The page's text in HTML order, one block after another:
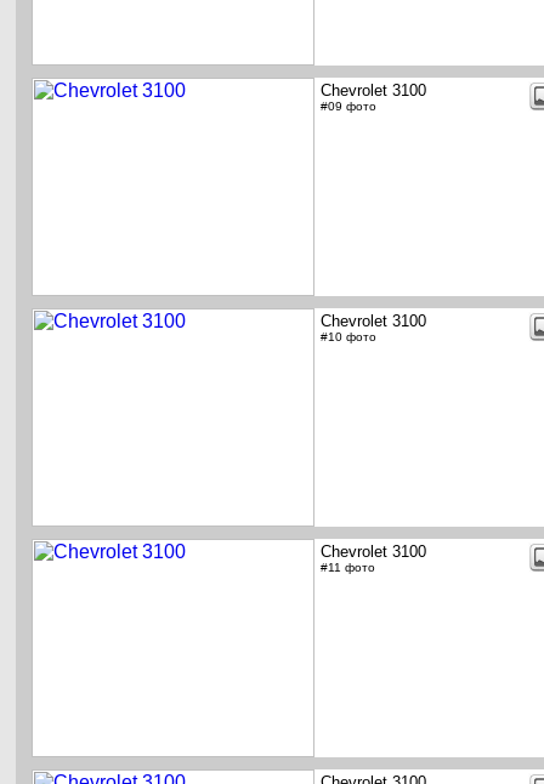
Chevrolet 3100
#09 фото
Chevrolet 3100
#10 фото
Chevrolet 3100
#11 фото